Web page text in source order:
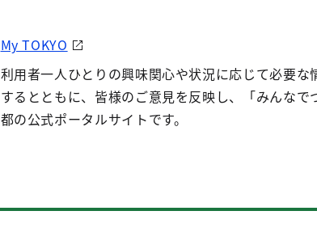
My TOKYO
利用者一人ひとりの興味関心や状況に応じて必要な
するとともに、皆様のご意見を反映し、「みんなで
都の公式ポータルサイトです。